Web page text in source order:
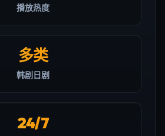
播放热度
多类
韩剧日剧
24/7